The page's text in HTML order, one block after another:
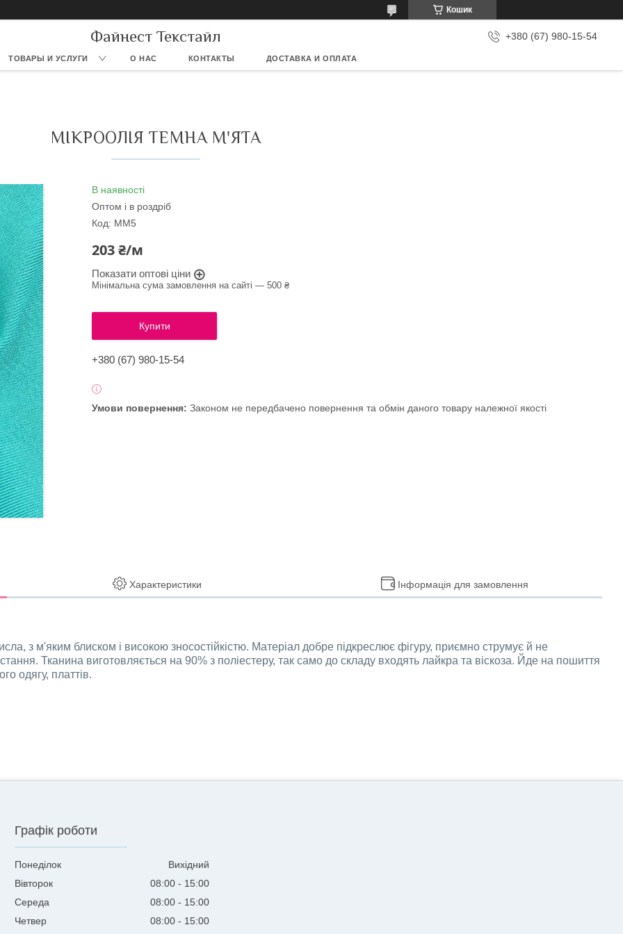
Кошик
Файнест Текстайл +380 (67) 980-15-54
ТОВАРЫ И УСЛУГИ О НАС КОНТАКТЫ ДОСТАВКА И ОПЛАТА
МІКРООЛІЯ ТЕМНА М'ЯТА
В наявності
Оптом і в роздріб
Код: ММ5
203 ₴/м
Показати оптові ціни
Мінімальна сума замовлення на сайті — 500 ₴
Купити
+380 (67) 980-15-54
Законом не передбачено повернення та обмін даного товару належної якості
Характеристики Інформація для замовлення
з м'яким блиском і високою зносостійкістю. Матеріал добре підкреслює фігуру, приємно струмує й не
Тканина виготовляється на 90% з поліестеру, так само до складу входять лайкра та віскоза. Йде на пошиття
одягу, платтів.
Графік роботи
Понеділок
Вихідний
Вівторок
08:00
15:00
Середа
08:00
15:00
Четвер
08:00 15:00